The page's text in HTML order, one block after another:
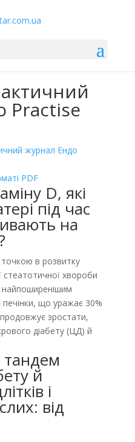
Practise
журнал Ендо
PDF
D, які
під час
на
в розвитку
стеатотичної хвороби
що уражає 30%
зростати,
діабету (ЦД) й
й
і
від